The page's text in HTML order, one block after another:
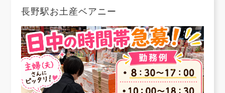
長野駅お土産ベアニー